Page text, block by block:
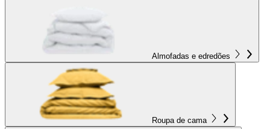
Almofadas e edredões
Roupa de cama